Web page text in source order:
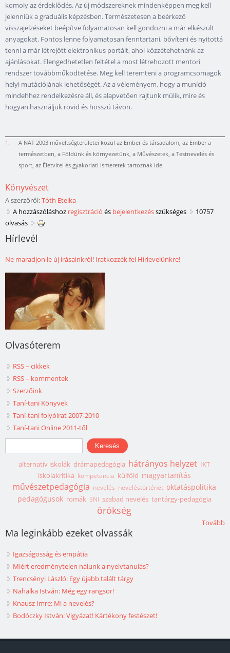
komoly az érdeklődés. Az új módszereknek mindenképpen meg kell
jelenniük a graduális képzésben. Természetesen a beérkező
visszajelzéseket beépítve folyamatosan kell gondozni a már elkészült
anyagokat. Fontos lenne folyamatosan fenntartani, bővíteni és nyitottá
tenni a már létrejött elektronikus portált, ahol közzétehetnénk az
ajánlásokat. Elengedhetetlen feltétel a most létrehozott mentori
rendszer továbbműködtetése. Meg kell teremteni a programcsomagok
helyi mutációjának lehetőségét. Az a véleményem, hogy a muníció
mindehhez rendelkezésre áll, és alapvetően rajtunk múlik, mire és
hogyan használjuk rövid és hosszú távon.
1.
A NAT 2003 műveltségterületei közül az Ember és társadalom, az Ember a
természetben, a Földünk és környezetünk, a Művészetek, a Testnevelés és
sport, az Életvitel és gyakorlati ismeretek tartoznak ide.
Könyvészet
A szerzőről:Tóth Etelka
A hozzászóláshoz regisztráció és bejelentkezésszükséges
10757
olvasás
Hírlevél
Ne maradjon le új írásainkról! Iratkozzék fel Hírlevelünkre!
Olvasóterem
RSS – cikkek
RSS – kommentek
Szerzőink
Taní-tani Könyvek
Taní-tani folyóirat 2007-2010
Taní-tani Online 2011-től
Keresés űrlap
Keresés
alternatív iskolák drámapedagógia hátrányos helyzet IKT
iskolakritika kompetencia külföld magyartanítás
művészetpedagógia nevelés neveléstörténet oktatáspolitika
pedagógusok romák SNI szabad nevelés tantárgy-pedagógia
örökség
Tovább
Ma leginkább ezeket olvassák
Igazságosság és empátia
Miért eredménytelen nálunk a nyelvtanulás?
Trencsényi László: Egy újabb talált tárgy
Nahalka István: Még egy rangsor!
Knausz Imre: Mi a nevelés?
Bodóczky István: Vigyázat! Kártékony festészet!